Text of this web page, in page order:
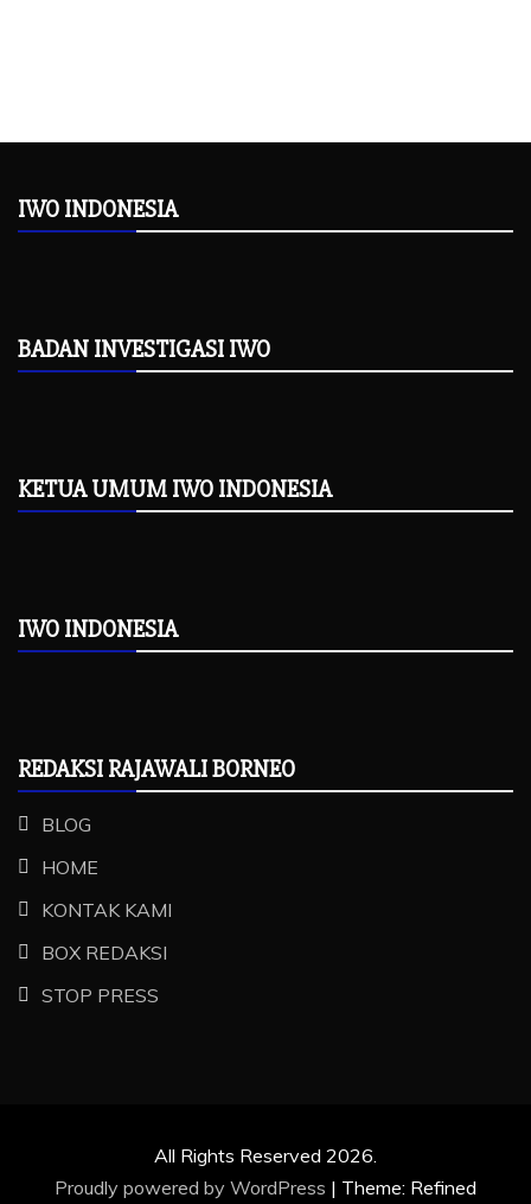
IWO INDONESIA
BADAN INVESTIGASI IWO
KETUA UMUM IWO INDONESIA
IWO INDONESIA
REDAKSI RAJAWALI BORNEO
BLOG
HOME
KONTAK KAMI
BOX REDAKSI
STOP PRESS
All Rights Reserved 2026.
Proudly powered by WordPress | Theme: Refined